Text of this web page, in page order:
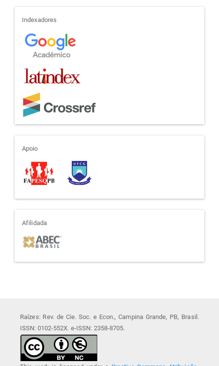
indexadores
Indexadores
apoio
Apoio
afiliada
Afilidada
Raízes: Rev. de Cie. Soc. e Econ., Campina Grande, PB, Brasil.
ISSN: 0102-552X. e-ISSN: 2358-8705.